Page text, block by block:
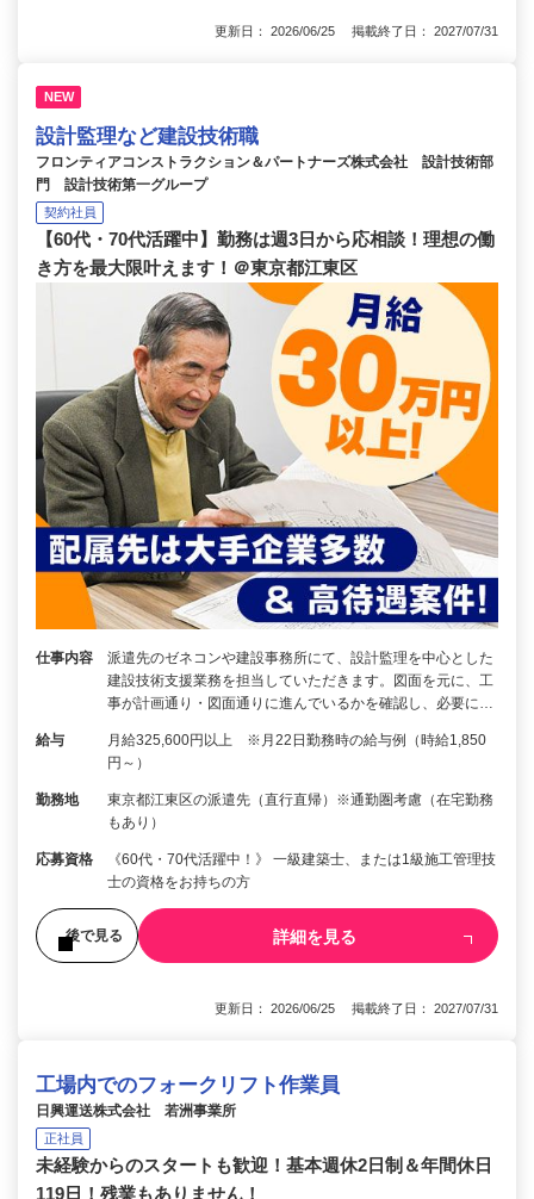
更新日： 2026/06/25 掲載終了日： 2027/07/31
NEW
設計監理など建設技術職
フロンティアコンストラクション＆パートナーズ株式会社 設計技術部
門 設計技術第一グループ
契約社員
【60代・70代活躍中】勤務は週3日から応相談！理想の働
き方を最大限叶えます！＠東京都江東区
仕事内容
派遣先のゼネコンや建設事務所にて、設計監理を中心とした
建設技術支援業務を担当していただきます。図面を元に、工
事が計画通り・図面通りに進んでいるかを確認し、必要に…
給与
月給325,600円以上 ※月22日勤務時の給与例（時給1,850
円～）
勤務地
東京都江東区の派遣先（直行直帰）※通勤圏考慮（在宅勤務
もあり）
応募資格
《60代・70代活躍中！》 一級建築士、または1級施工管理技
士の資格をお持ちの方
後で見る 詳細を見る
更新日： 2026/06/25 掲載終了日： 2027/07/31
工場内でのフォークリフト作業員
日興運送株式会社 若洲事業所
正社員
未経験からのスタートも歓迎！基本週休2日制＆年間休日
119日！残業もありません！